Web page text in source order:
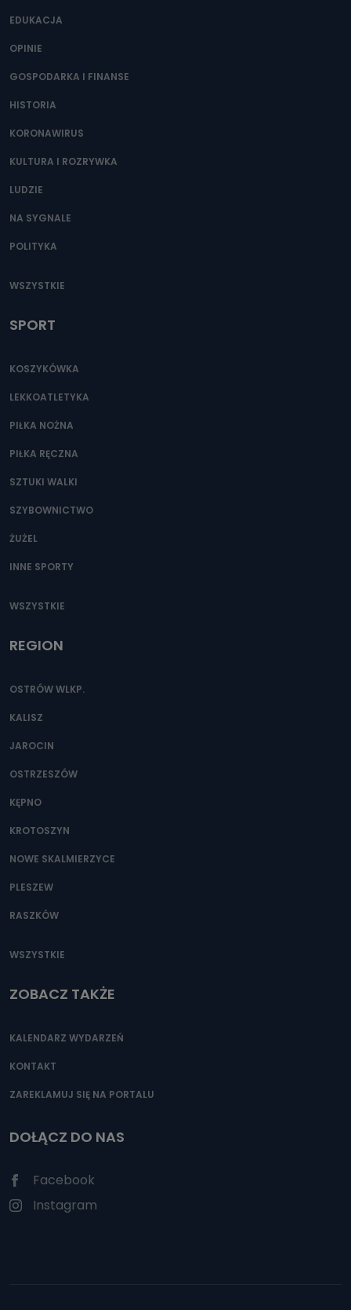
EDUKACJA
OPINIE
GOSPODARKA I FINANSE
HISTORIA
KORONAWIRUS
KULTURA I ROZRYWKA
LUDZIE
NA SYGNALE
POLITYKA
WSZYSTKIE
SPORT
KOSZYKÓWKA
LEKKOATLETYKA
PIŁKA NOŻNA
PIŁKA RĘCZNA
SZTUKI WALKI
SZYBOWNICTWO
ŻUŻEL
INNE SPORTY
WSZYSTKIE
REGION
OSTRÓW WLKP.
KALISZ
JAROCIN
OSTRZESZÓW
KĘPNO
KROTOSZYN
NOWE SKALMIERZYCE
PLESZEW
RASZKÓW
WSZYSTKIE
ZOBACZ TAKŻE
KALENDARZ WYDARZEŃ
KONTAKT
ZAREKLAMUJ SIĘ NA PORTALU
DOŁĄCZ DO NAS
Facebook
Instagram